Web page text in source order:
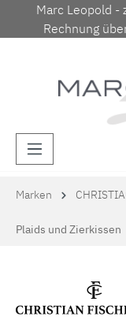
Zum Hauptinhalt
Marc Leopold -
Rechnung
Marken
Plaids und Zierkissen